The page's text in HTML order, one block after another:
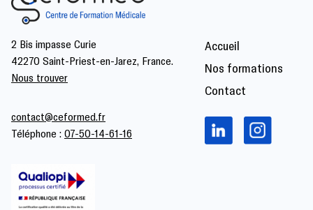
2 Bis impasse Curie
42270 Saint-Priest-en-Jarez, France.
Nous trouver
Accueil
Nos formations
Contact
contact@ceformed.fr
Téléphone : 07-50-14-61-16